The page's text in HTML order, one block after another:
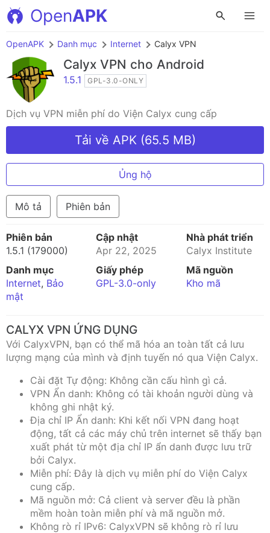
OpenAPK
OpenAPK Danh mục Internet Calyx VPN
Calyx VPN cho Android
1.5.1 GPL-3.0-ONLY
Dịch vụ VPN miễn phí do Viện Calyx cung cấp
Tải về APK (65.5 MB)
Ủng hộ
Mô tả Phiên bản
Phiên bản
1.5.1 (179000)
Cập nhật
Apr 22, 2025
Nhà phát triển
Calyx Institute
Danh mục
Internet, Bảo
mật
Giấy phép
GPL-3.0-only
Mã nguồn
Kho mã
CALYX VPN ỨNG DỤNG
Với CalyxVPN, bạn có thể mã hóa an toàn tất cả lưu
lượng mạng của mình và định tuyến nó qua Viện Calyx.
Cài đặt Tự động: Không cần cấu hình gì cả.
VPN Ẩn danh: Không có tài khoản người dùng và
không ghi nhật ký.
Địa chỉ IP Ẩn danh: Khi kết nối VPN đang hoạt
động, tất cả các máy chủ trên internet sẽ thấy bạn
xuất phát từ một địa chỉ IP ẩn danh được lưu trữ
bởi Calyx.
Miễn phí: Đây là dịch vụ miễn phí do Viện Calyx
cung cấp.
Mã nguồn mở: Cả client và server đều là phần
mềm hoàn toàn miễn phí và mã nguồn mở.
Không rò rỉ IPv6: CalyxVPN sẽ không rò rỉ lưu